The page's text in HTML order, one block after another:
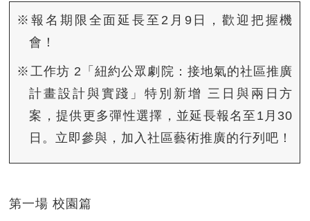
※報名期限全面延長至2月9日，歡迎把握機
會！
※工作坊 2「紐約公眾劇院：接地氣的社區推廣
計畫設計與實踐」特別新增 三日與兩日方
案，提供更多彈性選擇，並延長報名至1月30
日。立即參與，加入社區藝術推廣的行列吧！
第一場 校園篇